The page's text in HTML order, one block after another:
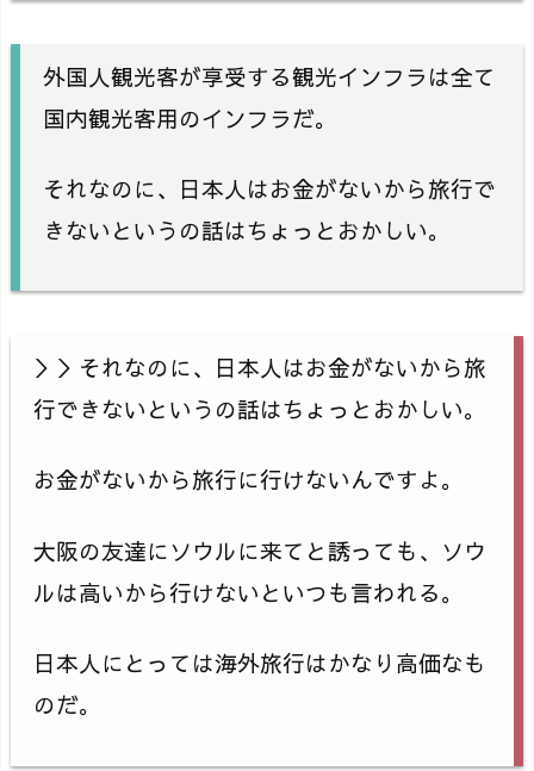
外国人観光客が享受する観光インフラは全て
国内観光客用のインフラだ。
それなのに、日本人はお金がないから旅行で
きないというの話はちょっとおかしい。
＞＞それなのに、日本人はお金がないから旅
行できないというの話はちょっとおかしい。
お金がないから旅行に行けないんですよ。
大阪の友達にソウルに来てと誘っても、ソウ
ルは高いから行けないといつも言われる。
日本人にとっては海外旅行はかなり高価なも
のだ。